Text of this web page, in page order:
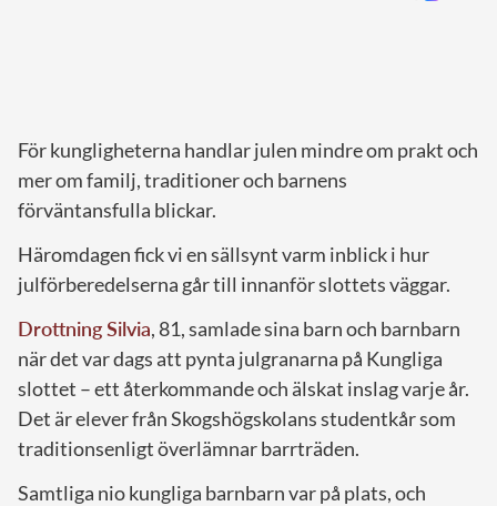
För kungligheterna handlar julen mindre om prakt och
mer om familj, traditioner och barnens
förväntansfulla blickar.
Häromdagen fick vi en sällsynt varm inblick i hur
julförberedelserna går till innanför slottets väggar.
Drottning Silvia, 81, samlade sina barn och barnbarn
när det var dags att pynta julgranarna på Kungliga
slottet – ett återkommande och älskat inslag varje år.
Det är elever från Skogshögskolans studentkår som
traditionsenligt överlämnar barrträden.
Samtliga nio kungliga barnbarn var på plats, och